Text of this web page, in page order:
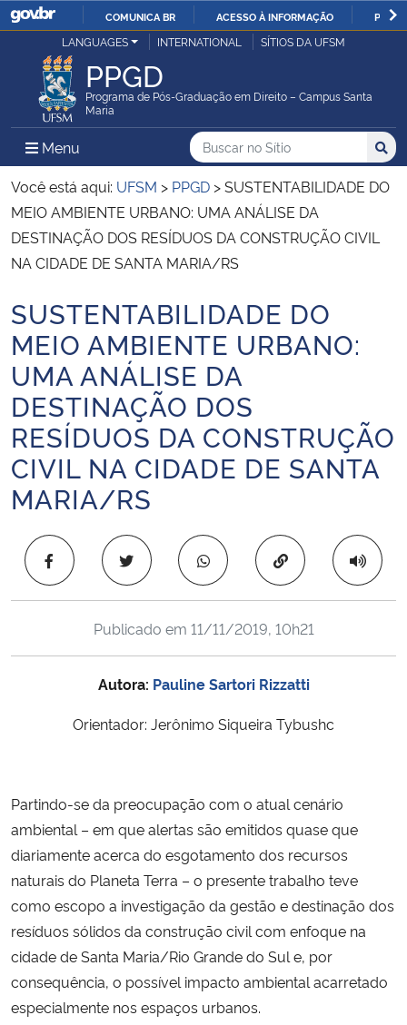
IR
O
COMUNICA BR ACESSO À INFORMAÇÃO
Ministério da Justiça e Segurança Pública
Ministério da Defesa
Ministério das Relações Exteriores
Ministério da Economia
Ministério da Agricultura, Pecuária e Abastecimento
Ministério da Educação
Ministério da Cidadania
Ministério da Saúde
Ministério da Ciência, Tecnologia, Inovações e Comunicações
Ministério da Mulher, da Família e dos Direitos Humanos
Secretaria-Geral
Secretaria de Governo
Gabinete de Segurança Institucional
Advocacia-Geral da União
LANGUAGES INTERNATIONAL SÍTIOS DA UFSM
PPGD
Programa de Pós-Graduação em Direito – Campus Santa
Maria
Menu Menu Principal do Sítio
Busca
Buscar no no Sítio
Busca:
Você está aqui: UFSM > PPGD >SUSTENTABILIDADE DO
MEIO AMBIENTE URBANO: UMA ANÁLISE DA
DESTINAÇÃO DOS RESÍDUOS DA CONSTRUÇÃO CIVIL
NA CIDADE DE SANTA MARIA/RS
Início do conteúdo
SUSTENTABILIDADE DO
MEIO AMBIENTE URBANO:
UMA ANÁLISE DA
DESTINAÇÃO DOS
RESÍDUOS DA CONSTRUÇÃO
CIVIL NA CIDADE DE SANTA
MARIA/RS
Copiar para área
Publicado em 11/11/2019, 10h21
Autora: Pauline Sartori Rizzatti
Orientador: Jerônimo Siqueira Tybushc
Partindo-se da preocupação com o atual cenário
ambiental – em que alertas são emitidos quase que
diariamente acerca do esgotamento dos recursos
naturais do Planeta Terra – o presente trabalho teve
como escopo a investigação da gestão e destinação dos
resíduos sólidos da construção civil com enfoque na
cidade de Santa Maria/Rio Grande do Sul e, por
consequência, o possível impacto ambiental acarretado
especialmente nos espaços urbanos.